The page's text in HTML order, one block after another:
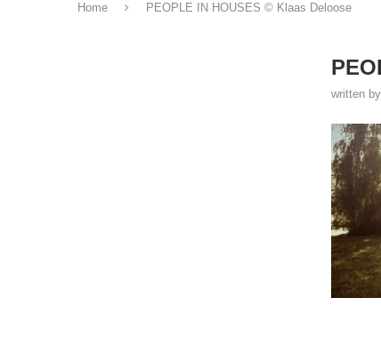
Home PEOPLE IN HOUSES © Klaas Deloose
written by